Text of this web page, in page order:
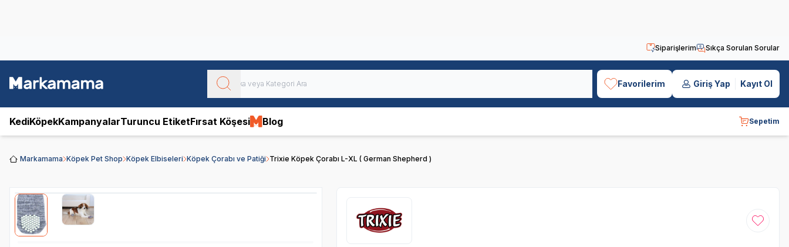
Siparişlerim Sıkça Sorulan Sorular
Favorilerim Giriş Yap Kayıt Ol
KediKöpekKampanyalarTuruncu EtiketFırsat Köşesi Blog Sepetim
Markamama Köpek Pet Shop Köpek Elbiseleri Köpek Çorabı ve Patiği Trixie Köpek Çorabı L-XL ( German Shepherd )
Favoriye